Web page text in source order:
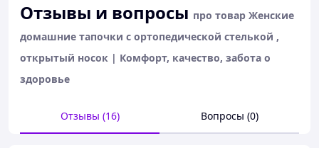
Отзывы и вопросы про товар Женские
домашние тапочки с ортопедической стелькой ,
открытый носок | Комфорт, качество, забота о
здоровье
Отзывы (16) Вопросы (0)